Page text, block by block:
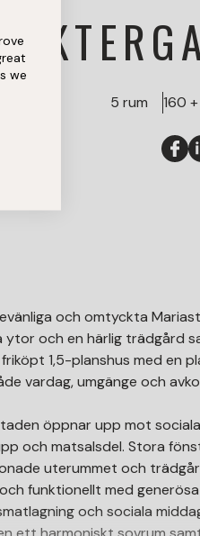
5 rum 160
och omtyckta
och en härlig trädgård
1,5-planshus med en
vardag, umgänge och
öppnar upp mot
och matsalsdel. Stora
uterummet och
funktionellt med
och sociala
we